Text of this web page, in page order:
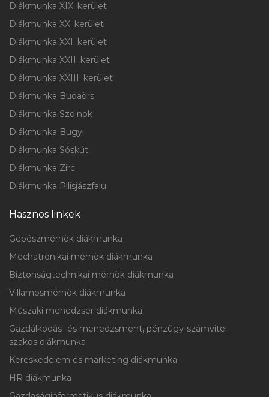
Diákmunka XIX. kerület
Diákmunka XX. kerület
Diákmunka XXI. kerület
Diákmunka XXII. kerület
Diákmunka XXIII. kerület
Diákmunka Budaörs
Diákmunka Szolnok
Diákmunka Bugyi
Diákmunka Sóskút
Diákmunka Zirc
Diákmunka Pilisjászfalu
Hasznos linkek
Gépészmérnök diákmunka
Mechatronikai mérnök diákmunka
Biztonságtechnikai mérnök diákmunka
Villamosmérnök diákmunka
Műszaki menedzser diákmunka
Gazdálkodás- és menedzsment, pénzügy-számvitel
szakos diákmunka
Kereskedelem és marketing diákmunka
HR diákmunka